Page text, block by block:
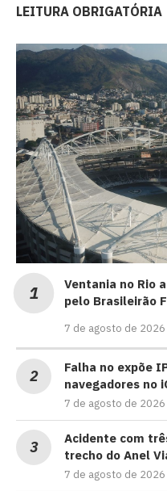
LEITURA OBRIGATÓRIA
Ventania no Rio
pelo Brasileirão
7 de agosto de 2026
Falha no expõe
navegadores no
7 de agosto de 2026
Acidente com
trecho do Anel
7 de agosto de 2026